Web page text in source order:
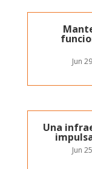
Jun
Una
Jun